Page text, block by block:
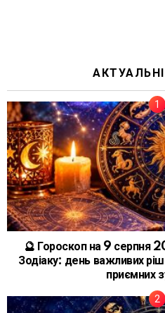
🔮 Гороскоп на 9 серпня
Зодіаку: день важливих
приємних